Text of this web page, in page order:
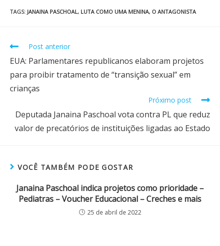
TAGS: JANAINA PASCHOAL, LUTA COMO UMA MENINA, O ANTAGONISTA
Post anterior
EUA: Parlamentares republicanos elaboram projetos
para proibir tratamento de “transição sexual” em
crianças
Próximo post
Deputada Janaina Paschoal vota contra PL que reduz
valor de precatórios de instituições ligadas ao Estado
VOCÊ TAMBÉM PODE GOSTAR
Janaina Paschoal indica projetos como prioridade –
Pediatras – Voucher Educacional – Creches e mais
25 de abril de 2022